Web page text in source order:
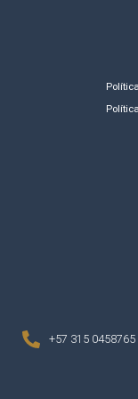
+57 315 0458765